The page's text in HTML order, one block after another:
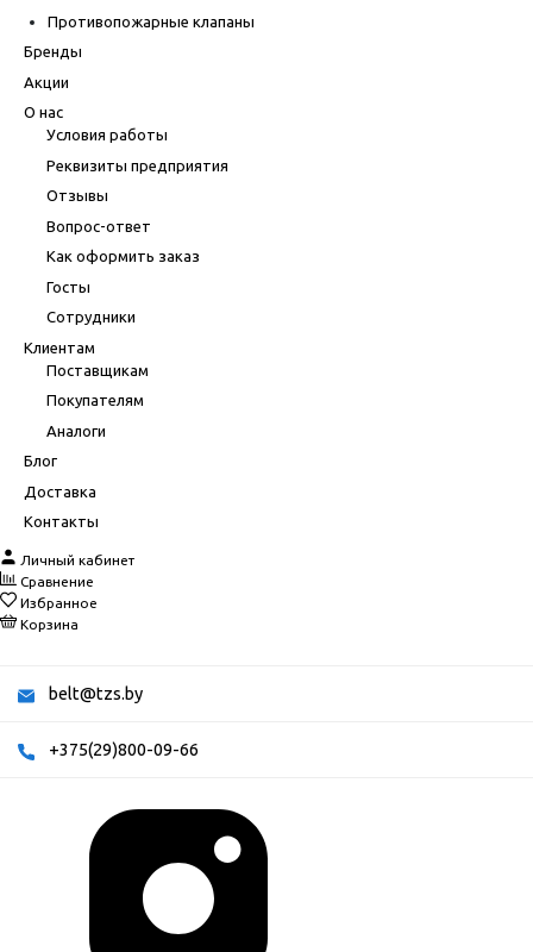
Противопожарные клапаны
Бренды
Акции
О нас
Условия работы
Реквизиты предприятия
Отзывы
Вопрос-ответ
Как оформить заказ
Госты
Сотрудники
Клиентам
Поставщикам
Покупателям
Аналоги
Блог
Доставка
Контакты
Личный кабинет
Сравнение
Избранное
Корзина
belt@tzs.by
+375(29)800-09-66